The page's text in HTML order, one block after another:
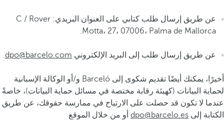
عن طريق إرسال طلب كتابي على العنوان البريدي: C / Rover
Motta، 27، 07006، Palma de Mallorca.
عن طريق إرسال طلب إلى البريد الإلكتروني dpo@barcelo.com
.
أخيرًا، يمكنك أيضًا تقديم شكوى إلى Barceló و/أو الوكالة الإسبانية
لحماية البيانات (كهيئة رقابة مختصة في مسائل حماية البيانات)، خاصةً
عندما لا تكون قد حصلت على الارتياح في ممارسة حقوقك، عن طريق
الكتابة إلى dpo@barcelo.es أو من خلال الموقع